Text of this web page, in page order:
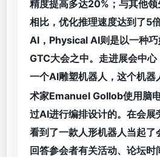
精度提高多达20%；与其他
相比，优化推理速度达到了5
AI，Physical AI则是以一种
GTC大会之中。走进展会中
一个AI雕塑机器人，这个机器
术家Emanuel Gollob使用脑
过AI进行编排设计的。在会展
看到了一款人形机器人当起了
回答参会者有关活动、论坛时